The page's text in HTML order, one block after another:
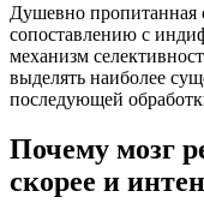
Душевно пропитанная
сопоставлению с
механизм
выделять наиболее
последующей
Почему мозг
скорее и